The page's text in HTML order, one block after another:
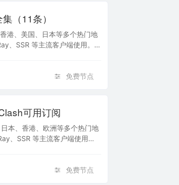
（11条）
港、美国、日本等多个热门地
、SSR 等主流客户端使用。
免费节点
可用订阅
本、香港、欧洲等多个热门地
、SSR 等主流客户端使用。
免费节点